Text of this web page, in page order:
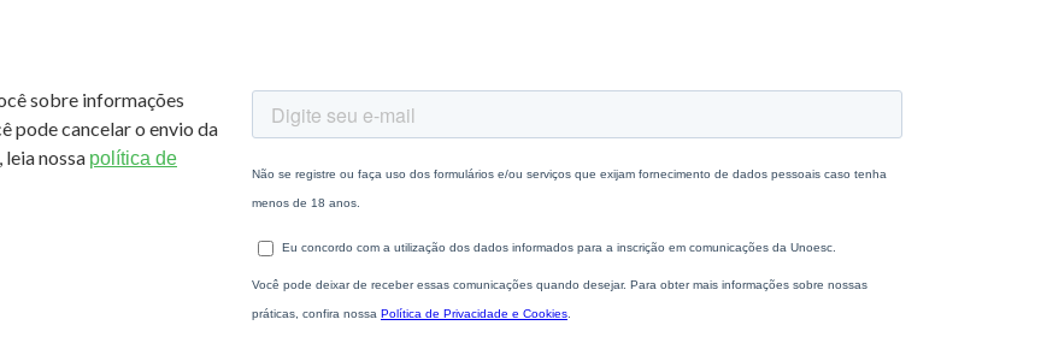
sobre informações
pode cancelar o envio da
nossa política de